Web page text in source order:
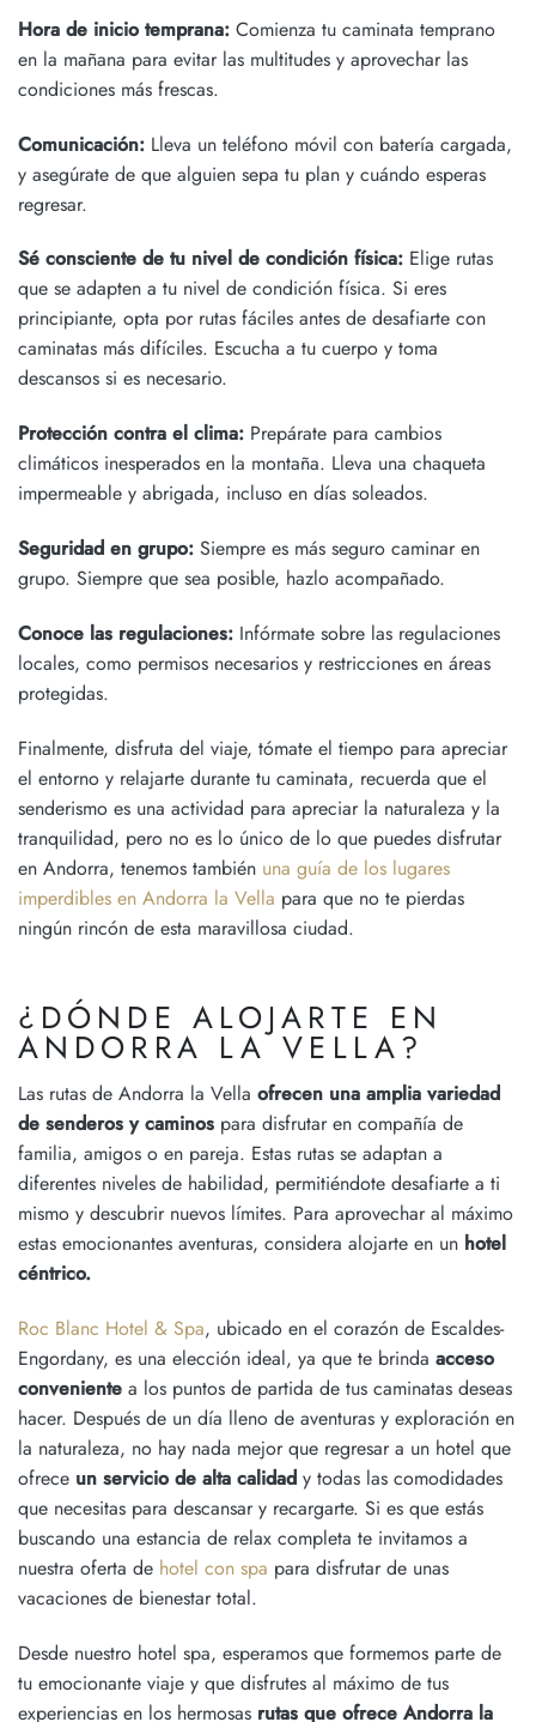
Hora de inicio temprana: Comienza tu caminata temprano
en la mañana para evitar las multitudes y aprovechar las
condiciones más frescas.
Comunicación: Lleva un teléfono móvil con batería cargada,
y asegúrate de que alguien sepa tu plan y cuándo esperas
regresar.
Sé consciente de tu nivel de condición física: Elige rutas
que se adapten a tu nivel de condición física. Si eres
principiante, opta por rutas fáciles antes de desafiarte con
caminatas más difíciles. Escucha a tu cuerpo y toma
descansos si es necesario.
Protección contra el clima: Prepárate para cambios
climáticos inesperados en la montaña. Lleva una chaqueta
impermeable y abrigada, incluso en días soleados.
Seguridad en grupo: Siempre es más seguro caminar en
grupo. Siempre que sea posible, hazlo acompañado.
Conoce las regulaciones: Infórmate sobre las regulaciones
locales, como permisos necesarios y restricciones en áreas
protegidas.
Finalmente, disfruta del viaje, tómate el tiempo para apreciar
el entorno y relajarte durante tu caminata, recuerda que el
senderismo es una actividad para apreciar la naturaleza y la
tranquilidad, pero no es lo único de lo que puedes disfrutar
en Andorra, tenemos también una guía de los lugares
imperdibles en Andorra la Vella para que no te pierdas
ningún rincón de esta maravillosa ciudad.
¿DÓNDE ALOJARTE EN
ANDORRA LA VELLA?
Las rutas de Andorra la Vella ofrecen una amplia variedad
de senderos y caminos para disfrutar en compañía de
familia, amigos o en pareja. Estas rutas se adaptan a
diferentes niveles de habilidad, permitiéndote desafiarte a ti
mismo y descubrir nuevos límites. Para aprovechar al máximo
estas emocionantes aventuras, considera alojarte en un hotel
céntrico.
Roc Blanc Hotel & Spa, ubicado en el corazón de Escaldes-
Engordany, es una elección ideal, ya que te brinda acceso
conveniente a los puntos de partida de tus caminatas deseas
hacer. Después de un día lleno de aventuras y exploración en
la naturaleza, no hay nada mejor que regresar a un hotel que
ofrece un servicio de alta calidad y todas las comodidades
que necesitas para descansar y recargarte. Si es que estás
buscando una estancia de relax completa te invitamos a
nuestra oferta de hotel con spa para disfrutar de unas
vacaciones de bienestar total.
Desde nuestro hotel spa, esperamos que formemos parte de
tu emocionante viaje y que disfrutes al máximo de tus
experiencias en los hermosas rutas que ofrece Andorra la